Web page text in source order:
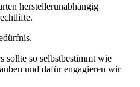
herstellerunabhängig
sollte so selbstbestimmt wie
und dafür engagieren wir